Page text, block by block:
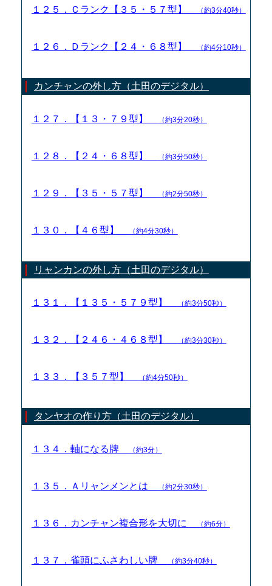
１２５．Ｃランク【３５・５７型】 （約3分40秒）
１２６．Ｄランク【２４・６８型】 （約4分10秒）
カンチャンの外し方（土田のデジタル）
１２７．【１３・７９型】 （約3分20秒）
１２８．【２４・６８型】 （約3分50秒）
１２９．【３５・５７型】 （約2分50秒）
１３０．【４６型】 （約4分30秒）
リャンカンの外し方（土田のデジタル）
１３１．【１３５・５７９型】 （約3分50秒）
１３２．【２４６・４６８型】 （約3分30秒）
１３３．【３５７型】 （約4分50秒）
タンヤオの作り方（土田のデジタル）
１３４．軸になる牌 （約3分）
１３５．Ａリャンメンとは （約2分30秒）
１３６．カンチャン複合形を大切に （約6分）
１３７．雀頭にふさわしい牌 （約3分40秒）